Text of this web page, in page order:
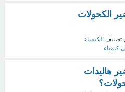
الكحولات
تصنيف الكيمياء
كيمياء
هاليدات